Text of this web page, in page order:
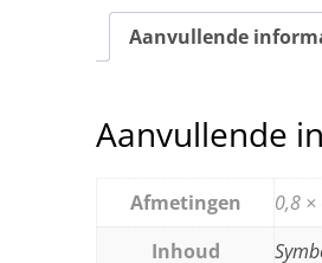
Aanvullende
Aanvullende
Afmetingen
0,8 ×
Inhoud